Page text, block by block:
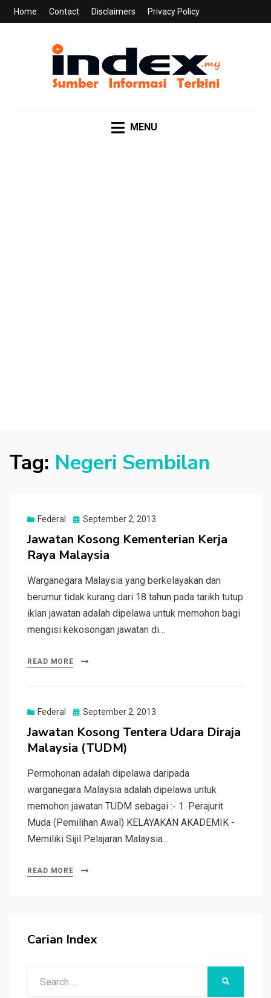
Home Contact Disclaimers Privacy Policy
MENU
Tag: Negeri Sembilan
Federal
Posted
September 2, 2013
Jawatan Kosong Kementerian Kerja
Raya Malaysia
Warganegara Malaysia yang berkelayakan dan
berumur tidak kurang dari 18 tahun pada tarikh tutup
iklan jawatan adalah dipelawa untuk memohon bagi
mengisi kekosongan jawatan di…
READ MORE
Federal
Posted
September 2, 2013
Jawatan Kosong Tentera Udara Diraja
Malaysia (TUDM)
Permohonan adalah dipelawa daripada
warganegara Malaysia adalah dipelawa untuk
memohon jawatan TUDM sebagai :- 1. Perajurit
Muda (Pemilihan Awal) KELAYAKAN AKADEMIK -
Memiliki Sijil Pelajaran Malaysia…
READ MORE
Carian Index